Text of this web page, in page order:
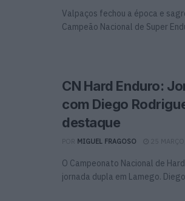
Valpaços fechou a época e
Campeão Nacional de Super
CN Hard Enduro:
com Diego
destaque
MIGUEL FRAGOSO 25
O Campeonato Nacional de
jornada dupla em Lamego.